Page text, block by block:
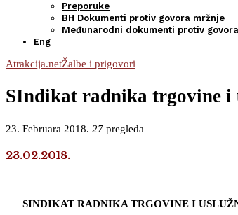
Preporuke
BH Dokumenti protiv govora mržnje
Međunarodni dokumenti protiv
Eng
Atrakcija.netŽalbe i prigovori
SIndikat radnika trgovine i
23. Februara 2018. 27 pregleda
23.02.2018.
SINDIKAT RADNIKA TRGOVINE I